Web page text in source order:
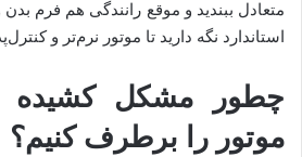
متعادل ببندید و موقع رانندگی هم فرم
استاندارد نگه دارید تا موتور نرم‌تر و
چطور مشکل کشیده
موتور را برطرف کنیم؟